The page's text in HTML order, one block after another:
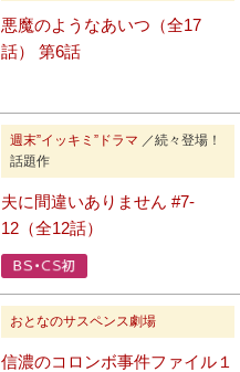
悪魔のようなあいつ（全17
話） 第6話
週末”イッキミ”ドラマ ／続々登場！
話題作
夫に間違いありません #7-
12（全12話）
おとなのサスペンス劇場
信濃のコロンボ事件ファイル１